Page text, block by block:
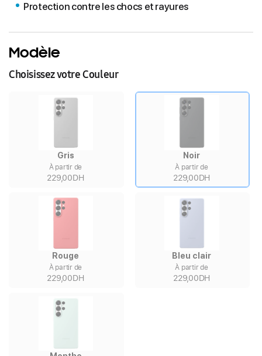
Protection contre les chocs et rayures
Modèle
Choisissez votre Couleur
Gris
À partir de
229,00DH
Noir
À partir de
229,00DH
Rouge
À partir de
229,00DH
Bleu clair
À partir de
229,00DH